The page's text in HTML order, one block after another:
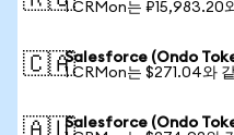
1 CRMon는 ₽15,983.20
🇨🇦Salesforce (Ondo
1 CRMon는 $271.04와
Salesforce (Ondo